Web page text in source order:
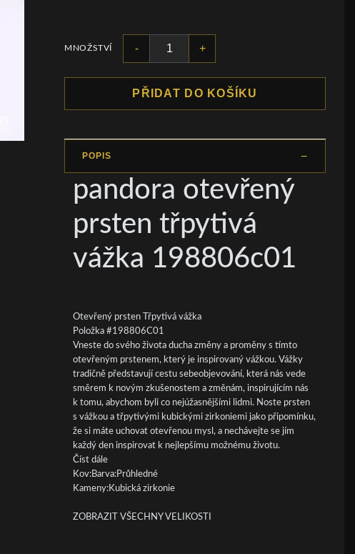
MNOŽSTVÍ - +
PŘIDAT DO KOŠÍKU
POPIS
pandora otevřený
prsten třpytivá
vážka 198806c01
Otevřený prsten Třpytivá vážka
Položka #198806C01
Vneste do svého života ducha změny a proměny s tímto
otevřeným prstenem, který je inspirovaný vážkou. Vážky
tradičně představují cestu sebeobjevování, která nás vede
směrem k novým zkušenostem a změnám, inspirujícím nás
k tomu, abychom byli co nejúžasnějšími lidmi. Noste prsten
s vážkou a třpytivými kubickými zirkoniemi jako připomínku,
že si máte uchovat otevřenou mysl, a nechávejte se jím
každý den inspirovat k nejlepšímu možnému životu.
Číst dále
Kov:Barva:Průhledné
Kameny:Kubická zirkonie
ZOBRAZIT VŠECHNY VELIKOSTI